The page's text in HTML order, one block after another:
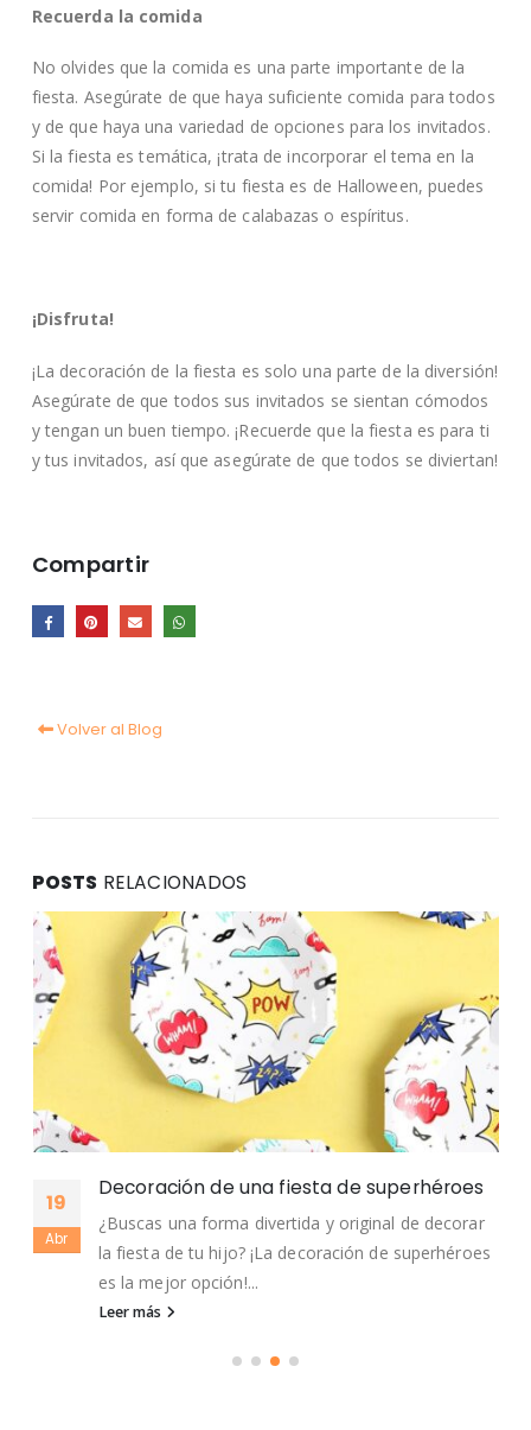
Recuerda la comida
No olvides que la comida es una parte importante de la
fiesta. Asegúrate de que haya suficiente comida para todos
y de que haya una variedad de opciones para los invitados.
Si la fiesta es temática, ¡trata de incorporar el tema en la
comida! Por ejemplo, si tu fiesta es de Halloween, puedes
servir comida en forma de calabazas o espíritus.
¡Disfruta!
¡La decoración de la fiesta es solo una parte de la diversión!
Asegúrate de que todos sus invitados se sientan cómodos
y tengan un buen tiempo. ¡Recuerde que la fiesta es para ti
y tus invitados, así que asegúrate de que todos se diviertan!
Compartir
Volver al Blog
POSTS RELACIONADOS
19
Abr
Decoración de una fiesta de superhéroes
¿Buscas una forma divertida y original de decorar
la fiesta de tu hijo? ¡La decoración de superhéroes
es la mejor opción!...
Leer más